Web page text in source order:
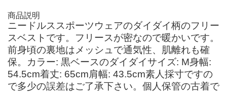
商品説明
ニードルススポーツウェアのダイダイ柄のフリー
スベストです。フリースが密なので暖かいです。
前身頃の裏地はメッシュで通気性、肌離れも確
保。カラー: 黒ベースのダイダイサイズ: M身幅:
54.5cm着丈: 65cm肩幅: 43.5cm素人採寸ですの
で多少の誤差はご了承下さい。個人保管の古着で